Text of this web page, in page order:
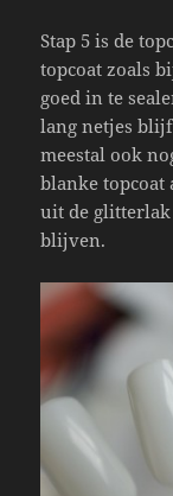
Stap 5 is de
topcoat zoals
goed in te
lang netjes
meestal ook
blanke topcoat
uit de glitterlak
blijven.